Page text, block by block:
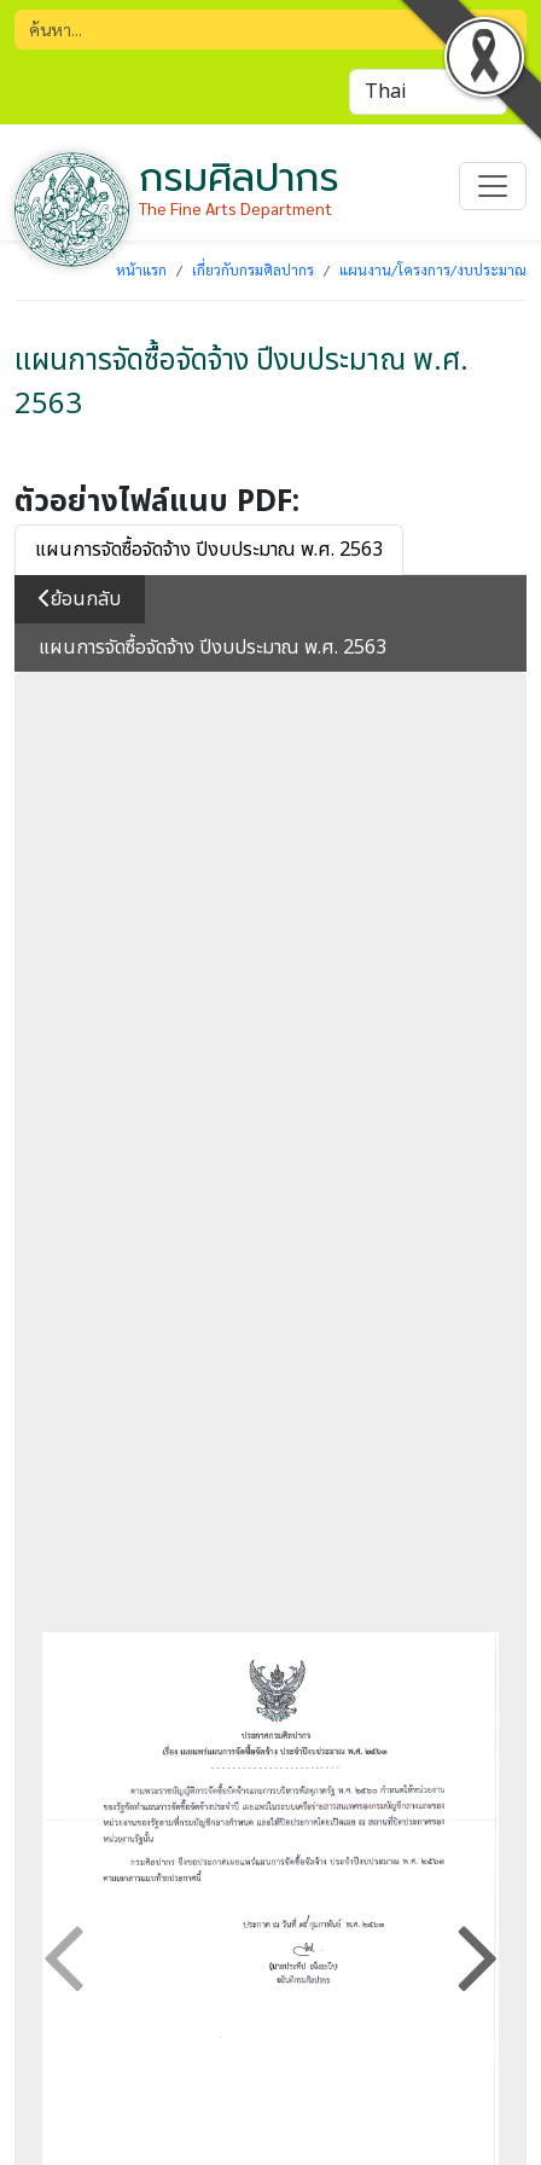
กรมศิลปากร
The Fine Arts Department
หน้าแรก เกี่ยวกับกรมศิลปากร แผนงาน/โครงการ/งบประมาณ
แผนการจัดซื้อจัดจ้าง ปีงบประมาณ พ.ศ.
2563
ตัวอย่างไฟล์แนบ PDF:
แผนการจัดซื้อจัดจ้าง ปีงบประมาณ พ.ศ. 2563
ย้อนกลับ
แผนการจัดซื้อจัดจ้าง ปีงบประมาณ พ.ศ. 2563